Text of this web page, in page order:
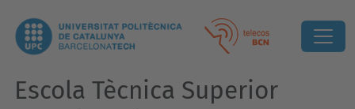
Escola Tècnica Superior